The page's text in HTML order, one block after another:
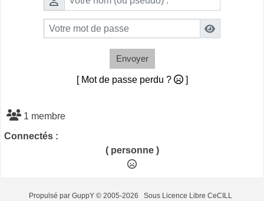
Envoyer
[ Mot de passe perdu ? ]
1 membre
Connectés :
( personne )
Propulsé par GuppY © 2005-2026 Sous Licence Libre CeCILL